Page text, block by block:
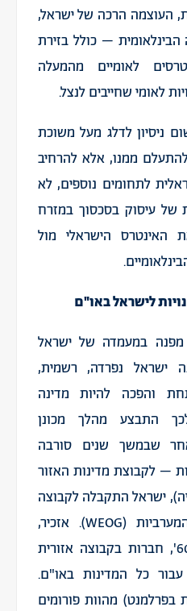
העוצמה הרכה של ישראל,
– כולל בזירת
לאומיים מהמעלה
לאומי שחייבים לנצל.
ניסיון לדלג מעל משוכת
ממנו, אלא להרחיב
לתחומים נוספים, לא
של עיסוק בסכסוך במזרח
האינטרס הישראלי מול
לישראל באו"ם
שנת מפנה במעמדה של ישראל
ישראל נפרדה, רשמית,
והפכה להיות מדינה
התבצע מהלך מכונן
שבמשך שנים סורבה
– לקבוצת מדינות האזור
ישראל התקבלה לקבוצה
האזורית של המדינות המערביות (WEOG). אזכיר,
כרקע, שהחל בשנות ה-60', חברות בקבוצה אזורית
עבור כל המדינות באו"ם.
בפרלמנט) מהוות פורומים